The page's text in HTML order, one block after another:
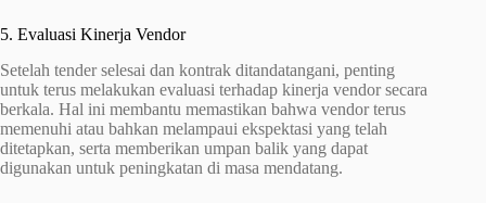
5. Evaluasi Kinerja Vendor
Setelah tender selesai dan kontrak ditandatangani, penting
untuk terus melakukan evaluasi terhadap kinerja vendor secara
berkala. Hal ini membantu memastikan bahwa vendor terus
memenuhi atau bahkan melampaui ekspektasi yang telah
ditetapkan, serta memberikan umpan balik yang dapat
digunakan untuk peningkatan di masa mendatang.